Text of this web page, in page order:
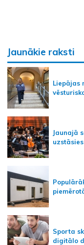
Jaunākie raksti
Liepājas
Jaunajā
Sporta
digitālo